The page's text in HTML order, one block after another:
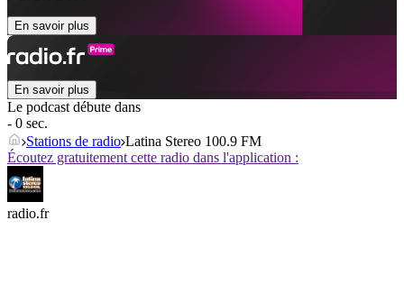
En savoir plus
En savoir plus
Le podcast débute dans
- 0 sec.
Stations de radio Latina Stereo 100.9 FM
Écoutez gratuitement cette radio dans l'application :
radio.fr